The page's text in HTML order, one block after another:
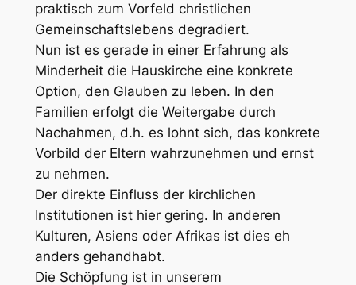
praktisch zum Vorfeld christlichen
Gemeinschaftslebens degradiert.
Nun ist es gerade in einer Erfahrung als
Minderheit die Hauskirche eine konkrete
Option, den Glauben zu leben. In den
Familien erfolgt die Weitergabe durch
Nachahmen, d.h. es lohnt sich, das konkrete
Vorbild der Eltern wahrzunehmen und ernst
zu nehmen.
Der direkte Einfluss der kirchlichen
Institutionen ist hier gering. In anderen
Kulturen, Asiens oder Afrikas ist dies eh
anders gehandhabt.
Die Schöpfung ist in unserem